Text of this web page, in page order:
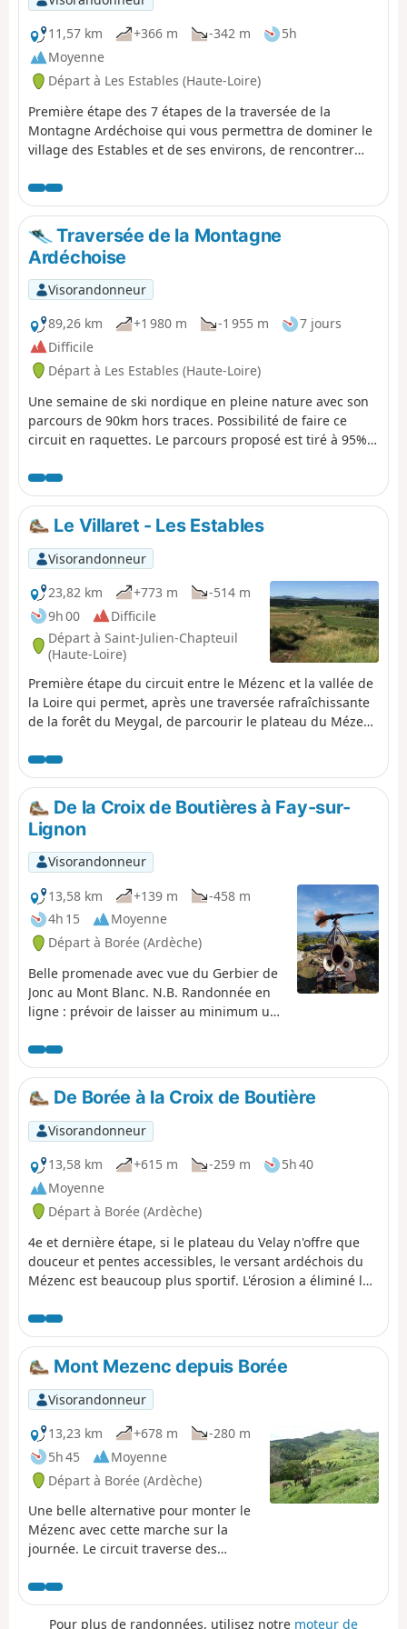
11,57 km
+366 m -342 m
5h
Moyenne
Départ à Les Estables (Haute-Loire)
Première étape des 7 étapes de la traversée de la
Montagne Ardéchoise qui vous permettra de dominer le
village des Estables et de ses environs, de rencontrer
faire une belle traversée en forêt avec des points de vues
sur le cirque des Boutières, le Suc de la Lauzières avant
de rejoindre le gîte de Villevieille.
Traversée de la Montagne
Ardéchoise
Visorandonneur
89,26 km
+1 980 m -1 955 m
7 jours
Difficile
Départ à Les Estables (Haute-Loire)
Une semaine de ski nordique en pleine nature avec son
parcours de 90km hors traces. Possibilité de faire ce
circuit en raquettes. Le parcours proposé est tiré à 95%
général de l'Ardèche. Dans son ensemble, le parcours
est balisé aux points "stratégiques" par des piquets
équipés d'un disque rouge, mais, en cas de mauvais
temps (chutes de neige, brouillard), l'efficacité de ce
balisage est aléatoire.
Le Villaret - Les Estables
Visorandonneur
23,82 km
+773 m
-514 m
9h 00
Difficile
Départ à Saint-Julien-Chapteuil
(Haute-Loire)
Première étape du circuit entre le Mézenc et la vallée de
la Loire qui permet, après une traversée rafraîchissante
de la forêt du Meygal, de parcourir le plateau du Mézenc
l'Ouest, le massif du Mézenc au Sud et les Alpes à l'Est.
De la Croix de Boutières à Fay-sur-
Lignon
Visorandonneur
13,58 km
+139 m
-458 m
4h 15
Moyenne
Départ à Borée (Ardèche)
Belle promenade avec vue du Gerbier de
Jonc au Mont Blanc. N.B. Randonnée en
ligne : prévoir de laisser au minimum un
De Borée à la Croix de Boutière
Visorandonneur
13,58 km
+615 m -259 m
5h 40
Moyenne
Départ à Borée (Ardèche)
4e et dernière étape, si le plateau du Velay n'offre que
douceur et pentes accessibles, le versant ardéchois du
Mézenc est beaucoup plus sportif. L'érosion a éliminé les
cheminées magmatiques, et ne subsistent désormais
que des éminences difficilement accessibles, à l'image
du plus célèbre des sucs, le Mont Gerbier de Jonc. Mais
heureusement, il existe aussi des chemins qui
permettent de retrouver les hauteurs de façon bien
agréable.
Mont Mezenc depuis Borée
Visorandonneur
13,23 km
+678 m
-280 m
5h 45
Moyenne
Départ à Borée (Ardèche)
Une belle alternative pour monter le
Mézenc avec cette marche sur la
journée. Le circuit traverse des
ravissants, dont le fameux Cirque
des Boutières. Le circuit est en partie
en forêt et est très agréable. Pensez
Pour plus de randonnées, utilisez notre moteur de